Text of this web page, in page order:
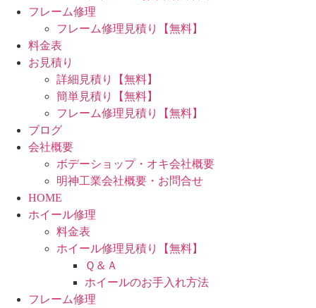
フレーム修理
フレーム修理見積り【無料】
料金表
お見積り
詳細見積り【無料】
簡単見積り【無料】
フレーム修理見積り【無料】
ブログ
会社概要
ボデーショップ・オキ会社概要
明神工業会社概要・お問合せ
HOME
ホイール修理
料金表
ホイール修理見積り【無料】
Ｑ＆Ａ
ホイールのお手入れ方法
フレーム修理